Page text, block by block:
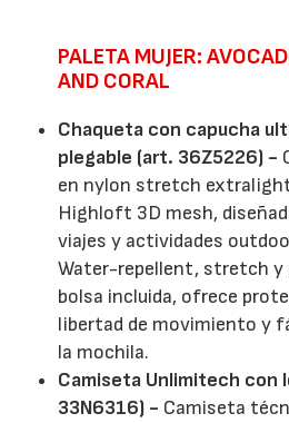
PALETA MUJER:
AND CORAL
Chaqueta con capucha
plegable (art. 36Z5226) -
en nylon stretch
Highloft 3D mesh,
viajes y actividades
Water-repellent, stretch y
bolsa incluida, ofrece
libertad de movimiento y
la mochila.
Camiseta Unlimitech con
33N6316) - Camiseta